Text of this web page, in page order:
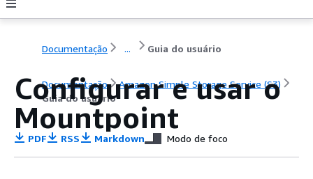
Documentação ... Guia do usuário
Documentação
Amazon Simple Storage Service (S3)
Guia do usuário
Configurar e usar o
Mountpoint
PDF RSS Markdown Modo de foco